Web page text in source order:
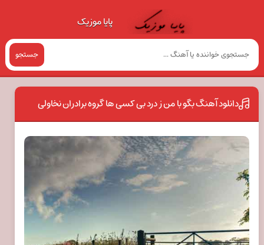
پایا موزیک
جستجو
دانلود آهنگ بگو با من ز درد بی کسی ها گروه برادران نخاولی